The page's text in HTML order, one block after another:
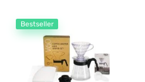
Bestseller